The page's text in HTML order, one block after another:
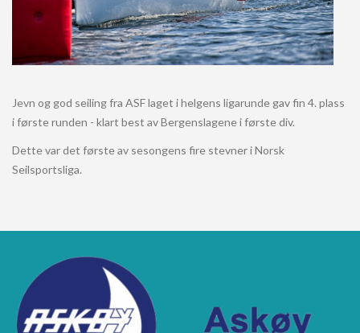
Jevn og god seiling fra ASF laget i helgens ligarunde gav fin 4. plass
i første runden - klart best av Bergenslagene i første div.
Dette var det første av sesongens fire stevner i Norsk
Seilsportsliga.